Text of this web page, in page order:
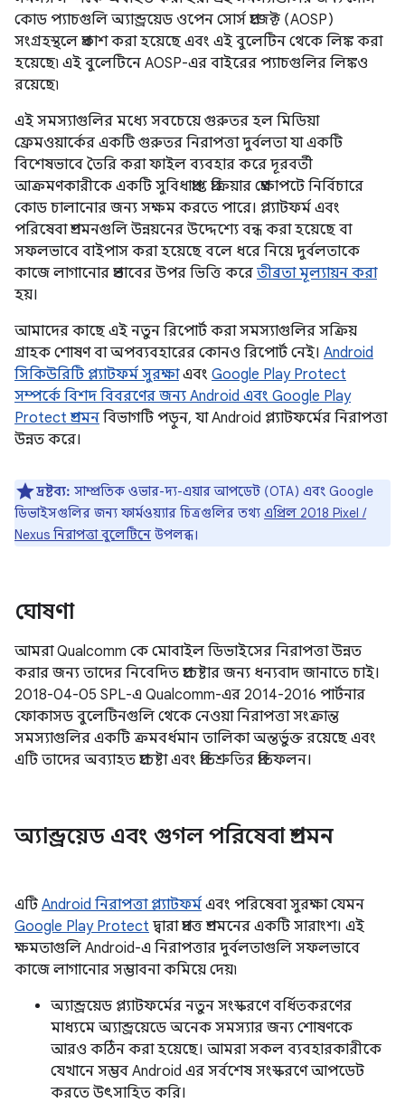
কোড প্যাচগুলি অ্যান্ড্রয়েড ওপেন সোর্স প্রজেক্ট (AOSP)
সংগ্রহস্থলে প্রকাশ করা হয়েছে এবং এই বুলেটিন থেকে লিঙ্ক করা
হয়েছে৷ এই বুলেটিনে AOSP-এর বাইরের প্যাচগুলির লিঙ্কও
রয়েছে৷
এই সমস্যাগুলির মধ্যে সবচেয়ে গুরুতর হল মিডিয়া
ফ্রেমওয়ার্কের একটি গুরুতর নিরাপত্তা দুর্বলতা যা একটি
বিশেষভাবে তৈরি করা ফাইল ব্যবহার করে দূরবর্তী
আক্রমণকারীকে একটি সুবিধাপ্রাপ্ত প্রক্রিয়ার প্রেক্ষাপটে নির্বিচারে
কোড চালানোর জন্য সক্ষম করতে পারে। প্ল্যাটফর্ম এবং
পরিষেবা প্রশমনগুলি উন্নয়নের উদ্দেশ্যে বন্ধ করা হয়েছে বা
সফলভাবে বাইপাস করা হয়েছে বলে ধরে নিয়ে দুর্বলতাকে
কাজে লাগানোর প্রভাবের উপর ভিত্তি করে তীব্রতা মূল্যায়ন করা
হয়।
আমাদের কাছে এই নতুন রিপোর্ট করা সমস্যাগুলির সক্রিয়
গ্রাহক শোষণ বা অপব্যবহারের কোনও রিপোর্ট নেই। Android
সিকিউরিটি প্ল্যাটফর্ম সুরক্ষাএবং Google Play Protect
সম্পর্কে বিশদ বিবরণের জন্য Android এবং Google Play
Protect প্রশমন বিভাগটি পড়ুন, যা Android প্ল্যাটফর্মের নিরাপত্তা
উন্নত করে।
দ্রষ্টব্য: সাম্প্রতিক ওভার-দ্য-এয়ার আপডেট (OTA) এবং Google
ডিভাইসগুলির জন্য ফার্মওয়্যার চিত্রগুলির তথ্য এপ্রিল 2018 Pixel /
Nexus নিরাপত্তা বুলেটিনে উপলব্ধ।
ঘোষণা
আমরা Qualcomm কে মোবাইল ডিভাইসের নিরাপত্তা উন্নত
করার জন্য তাদের নিবেদিত প্রচেষ্টার জন্য ধন্যবাদ জানাতে চাই।
2018-04-05 SPL-এ Qualcomm-এর 2014-2016 পার্টনার
ফোকাসড বুলেটিনগুলি থেকে নেওয়া নিরাপত্তা সংক্রান্ত
সমস্যাগুলির একটি ক্রমবর্ধমান তালিকা অন্তর্ভুক্ত রয়েছে এবং
এটি তাদের অব্যাহত প্রচেষ্টা এবং প্রতিশ্রুতির প্রতিফলন।
অ্যান্ড্রয়েড এবং গুগল পরিষেবা প্রশমন
এটি Android নিরাপত্তা প্ল্যাটফর্ম এবং পরিষেবা সুরক্ষা যেমন
Google Play Protect দ্বারা প্রদত্ত প্রশমনের একটি সারাংশ। এই
ক্ষমতাগুলি Android-এ নিরাপত্তার দুর্বলতাগুলি সফলভাবে
কাজে লাগানোর সম্ভাবনা কমিয়ে দেয়৷
অ্যান্ড্রয়েড প্ল্যাটফর্মের নতুন সংস্করণে বর্ধিতকরণের
মাধ্যমে অ্যান্ড্রয়েডে অনেক সমস্যার জন্য শোষণকে
আরও কঠিন করা হয়েছে। আমরা সকল ব্যবহারকারীকে
যেখানে সম্ভব Android এর সর্বশেষ সংস্করণে আপডেট
করতে উৎসাহিত করি।